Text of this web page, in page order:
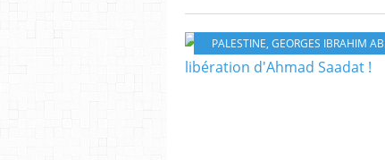
PALESTINE, GEORGES IBRAHIM ABDALLAH